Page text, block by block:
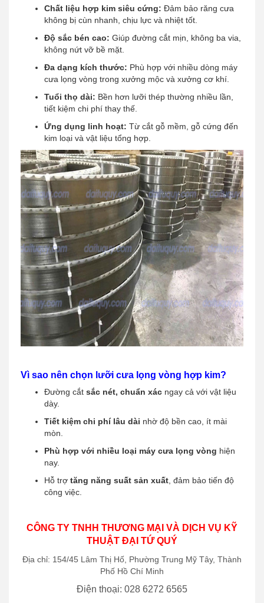
Chất liệu hợp kim siêu cứng: Đảm bảo răng cưa
không bị cùn nhanh, chịu lực và nhiệt tốt.
Độ sắc bén cao: Giúp đường cắt mịn, không ba via,
không nứt vỡ bề mặt.
Đa dạng kích thước: Phù hợp với nhiều dòng máy
cưa lọng vòng trong xưởng mộc và xưởng cơ khí.
Tuổi thọ dài: Bền hơn lưỡi thép thường nhiều lần,
tiết kiệm chi phí thay thế.
Ứng dụng linh hoạt: Từ cắt gỗ mềm, gỗ cứng đến
kim loại và vật liệu tổng hợp.
Vì sao nên chọn lưỡi cưa lọng vòng hợp kim?
Đường cắt sắc nét, chuẩn xác ngay cả với vật liệu
dày.
Tiết kiệm chi phí lâu dài nhờ độ bền cao, ít mài
mòn.
Phù hợp với nhiều loại máy cưa lọng vòng hiện
nay.
Hỗ trợ tăng năng suất sản xuất, đảm bảo tiến độ
công việc.
CÔNG TY TNHH THƯƠNG MẠI VÀ DỊCH VỤ KỸ
THUẬT ĐẠI TỨ QUÝ
Địa chỉ: 154/45 Lâm Thị Hố, Phường Trung Mỹ Tây, Thành
Phố Hồ Chí Minh
Điện thoại: 028 6272 6565